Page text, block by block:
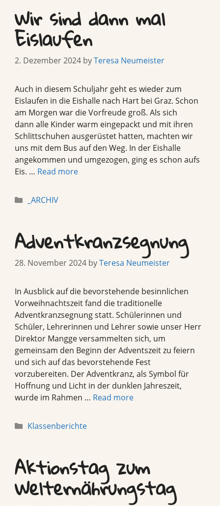
Wir sind dann mal
Eislaufen
2. Dezember 2024 byTeresa Neumeister
Auch in diesem Schuljahr geht es wieder zum
Eislaufen in die Eishalle nach Hart bei Graz. Schon
am Morgen war die Vorfreude groß. Als sich
dann alle Kinder warm eingepackt und mit ihren
Schlittschuhen ausgerüstet hatten, machten wir
uns mit dem Bus auf den Weg. In der Eishalle
angekommen und umgezogen, ging es schon aufs
Eis. … Read more
Categories
_ARCHIV
Adventkranzsegnung
28. November 2024 byTeresa Neumeister
In Ausblick auf die bevorstehende besinnlichen
Vorweihnachtszeit fand die traditionelle
Adventkranzsegnung statt. Schülerinnen und
Schüler, Lehrerinnen und Lehrer sowie unser Herr
Direktor Mangge versammelten sich, um
gemeinsam den Beginn der Adventszeit zu feiern
und sich auf das bevorstehende Fest
vorzubereiten. Der Adventkranz, als Symbol für
Hoffnung und Licht in der dunklen Jahreszeit,
wurde im Rahmen … Read more
Categories
Klassenberichte
Aktionstag zum
Welternährungstag